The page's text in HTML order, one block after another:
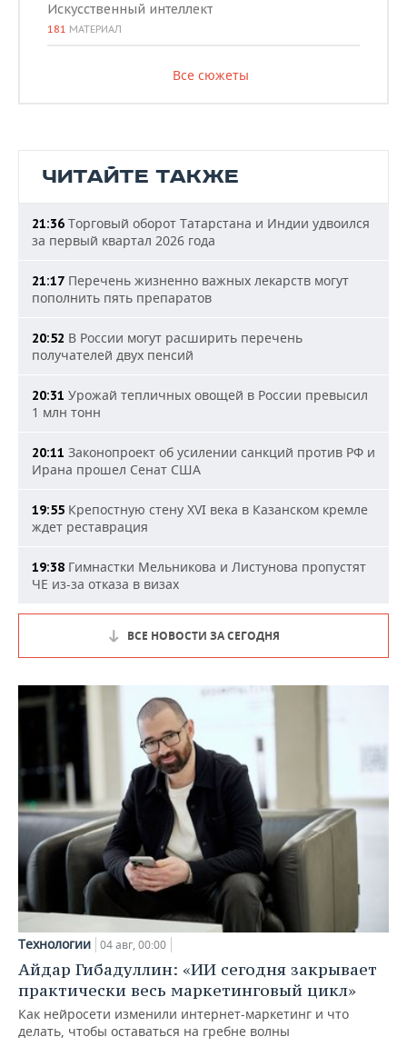
Искусственный интеллект
181 МАТЕРИАЛ
Все сюжеты
ЧИТАЙТЕ ТАКЖЕ
21:36 Торговый оборот Татарстана и Индии удвоился
за первый квартал 2026 года
21:17 Перечень жизненно важных лекарств могут
пополнить пять препаратов
20:52 В России могут расширить перечень
получателей двух пенсий
20:31 Урожай тепличных овощей в России превысил
1 млн тонн
20:11 Законопроект об усилении санкций против РФ и
Ирана прошел Сенат США
19:55 Крепостную стену XVI века в Казанском кремле
ждет реставрация
19:38 Гимнастки Мельникова и Листунова пропустят
ЧЕ из-за отказа в визах
ВСЕ НОВОСТИ ЗА СЕГОДНЯ
Технологии 04 авг, 00:00
Айдар Гибадуллин: «ИИ сегодня закрывает
практически весь маркетинговый цикл»
Как нейросети изменили интернет-маркетинг и что
делать, чтобы оставаться на гребне волны